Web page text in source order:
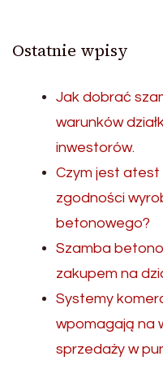
Ostatnie wpisy
Jak dobrać
warunków
inwestorów.
Czym jest atest
zgodności
betonowego?
Szamba
zakupem na
Systemy
wpomagają na
sprzedaży w